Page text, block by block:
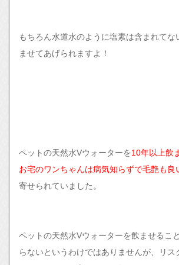
もちろん水道水のように塩素は含まれてな
ませてあげられますよ！
ペットの天然水Vウォーターを10年以上飲
お宅のワンちゃんは病気知らずで毛艶も良
寄せられていました。
ペットの天然水Vウォーターを飲ませるこ
らないというわけではありませんが、リス